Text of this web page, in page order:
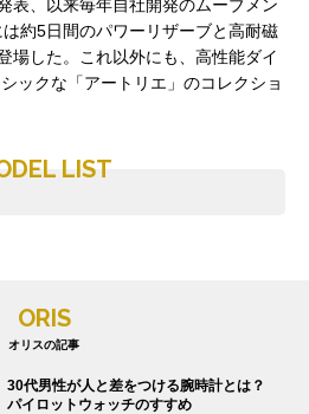
表、以来毎年自社開発のムーブメン
約5日間のパワーリザーブと高耐磁
場した。これ以外にも、高性能ダイ
ックな「アートリエ」のコレクショ
LIST
ORIS
オリスの記事
30代男性が人と差をつける腕時計とは？
パイロットウォッチのすすめ